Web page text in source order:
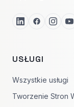
USŁUGI
Wszystkie usługi
Tworzenie Stron